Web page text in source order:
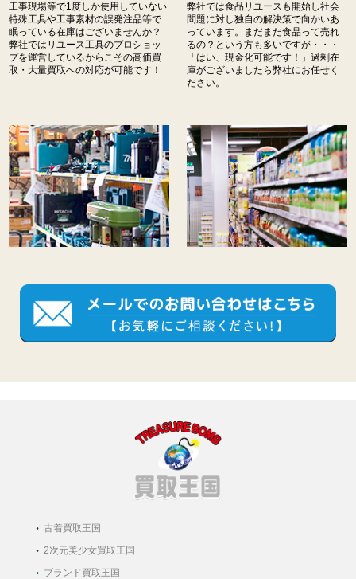
工事現場等で1度しか使用していない
特殊工具や工事素材の誤発注品等で
眠っている在庫はございませんか？
弊社ではリユース工具のプロショッ
プを運営しているからこその高価買
取・大量買取への対応が可能です！
弊社では食品リユースも開始し社会
問題に対し独自の解決策で向かいあ
っています。まだまだ食品って売れ
るの？という方も多いですが・・・
「はい、現金化可能です！」過剰在
庫がございましたら弊社にお任せく
ださい。
古着買取王国
2次元美少女買取王国
ブランド買取王国